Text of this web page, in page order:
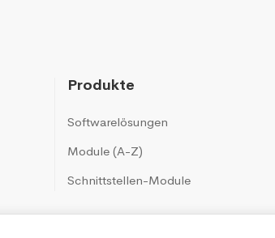
Produkte
Softwarelösungen
Module (A-Z)
Schnittstellen-Module